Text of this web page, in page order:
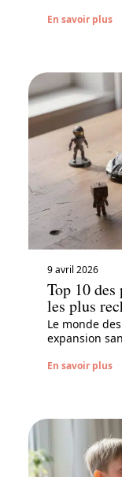
En savoir plus
9 avril 2026
Top 10
les plus
Le monde
expansion
En savoir plus